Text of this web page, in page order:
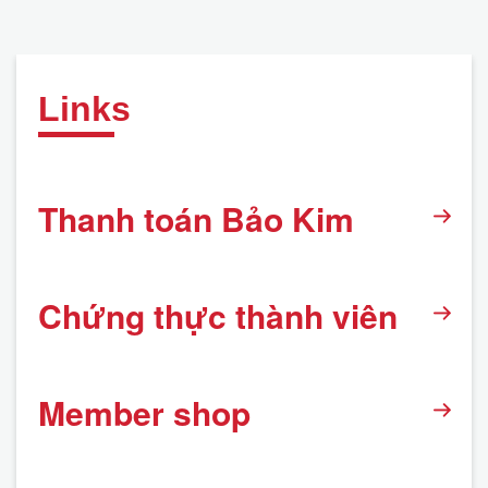
Links
Thanh toán Bảo Kim
Chứng thực thành viên
Member shop